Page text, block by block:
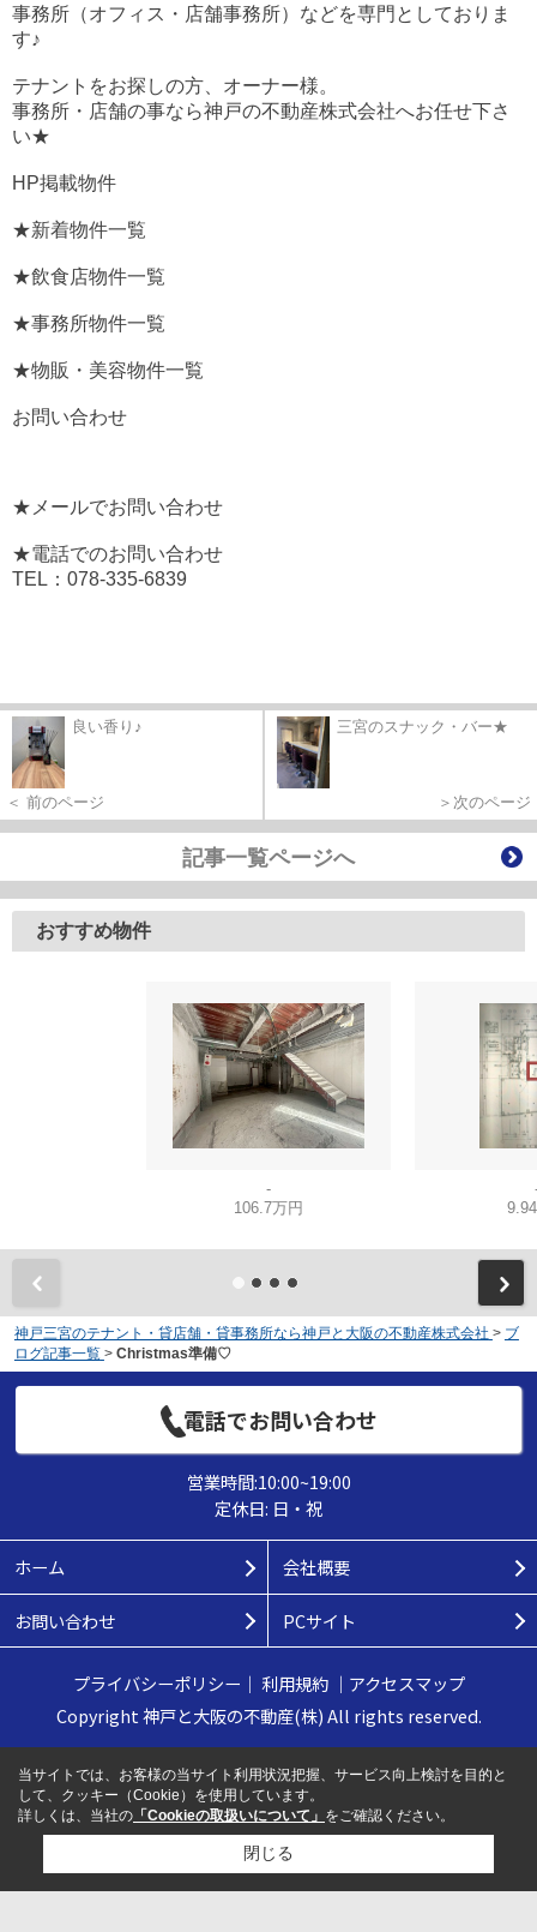
事務所（オフィス・店舗事務所）などを専門としておりま
す♪
テナントをお探しの方、オーナー様。
事務所・店舗の事なら神戸の不動産株式会社へお任せ下さ
い★
HP掲載物件
★新着物件一覧
★飲食店物件一覧
★事務所物件一覧
★物販・美容物件一覧
お問い合わせ
★メールでお問い合わせ
★電話でのお問い合わせ
TEL：078-335-6839
良い香り♪
＜ 前のページ
三宮のスナック・バー★
＞次のページ
記事一覧ページへ
おすすめ物件
-
106.7万円
神戸三宮のテナント・貸店舗・貸事務所なら神戸と大阪の不動産株式会社 > ブ
ログ記事一覧 > Christmas準備♡
電話でお問い合わせ
営業時間:10:00~19:00
定休日: 日・祝
ホーム 会社概要
お問い合わせ PCサイト
プライバシーポリシー ｜ 利用規約｜ アクセスマップ
Copyright 神戸と大阪の不動産(株) All rights reserved.
当サイトでは、お客様の当サイト利用状況把握、サービス向上検討を目的と
して、クッキー（Cookie）を使用しています。
詳しくは、当社の 「Cookieの取扱いについて」 をご確認ください。
閉じる